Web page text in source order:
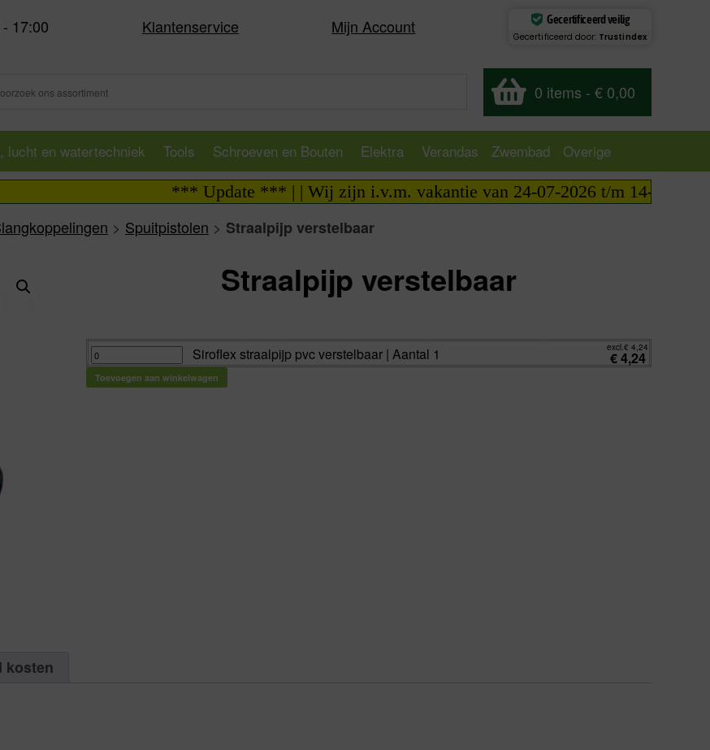
17:00 Klantenservice Mijn Account Gecertificeerd veilig
Gecertificeerd door: Trustindex
0 items - € 0,00
lucht en watertechniek Tools Schroeven en Bouten Elektra Verandas Zwembad
Overige
*** Update *** | | Wij zijn i.v.m. vakantie van 24-07-2026 t/m 14-08-2026
> Spuitpistolen > Straalpijp verstelbaar
Straalpijp verstelbaar
Siroflex
straalpijp
pvc
verstelbaar
|
Siroflex straalpijp pvc verstelbaar | Aantal 1 excl.€ 4,24
€4,24
Toevoegen aan winkelwagen
kosten